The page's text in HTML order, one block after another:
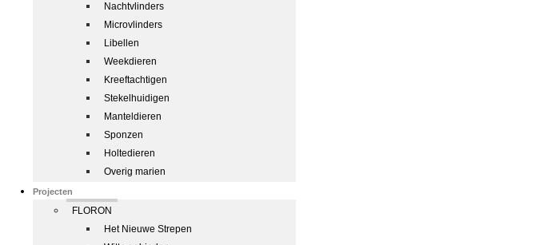
Nachtvlinders
Microvlinders
Libellen
Weekdieren
Kreeftachtigen
Stekelhuidigen
Manteldieren
Sponzen
Holtedieren
Overig marien
Projecten
FLORON
Het Nieuwe Strepen